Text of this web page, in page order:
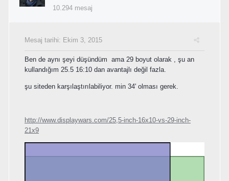
10.294 mesaj
Mesaj tarihi: Ekim 3, 2015
Ben de aynı şeyi düşündüm ama 29 boyut olarak , şu an
kullandığım 25.5 16:10 dan avantajlı değil fazla.
şu siteden karşılaştırılabiliyor. min 34' olması gerek.
http://www.displaywars.com/25,5-inch-16x10-vs-29-inch-
21x9